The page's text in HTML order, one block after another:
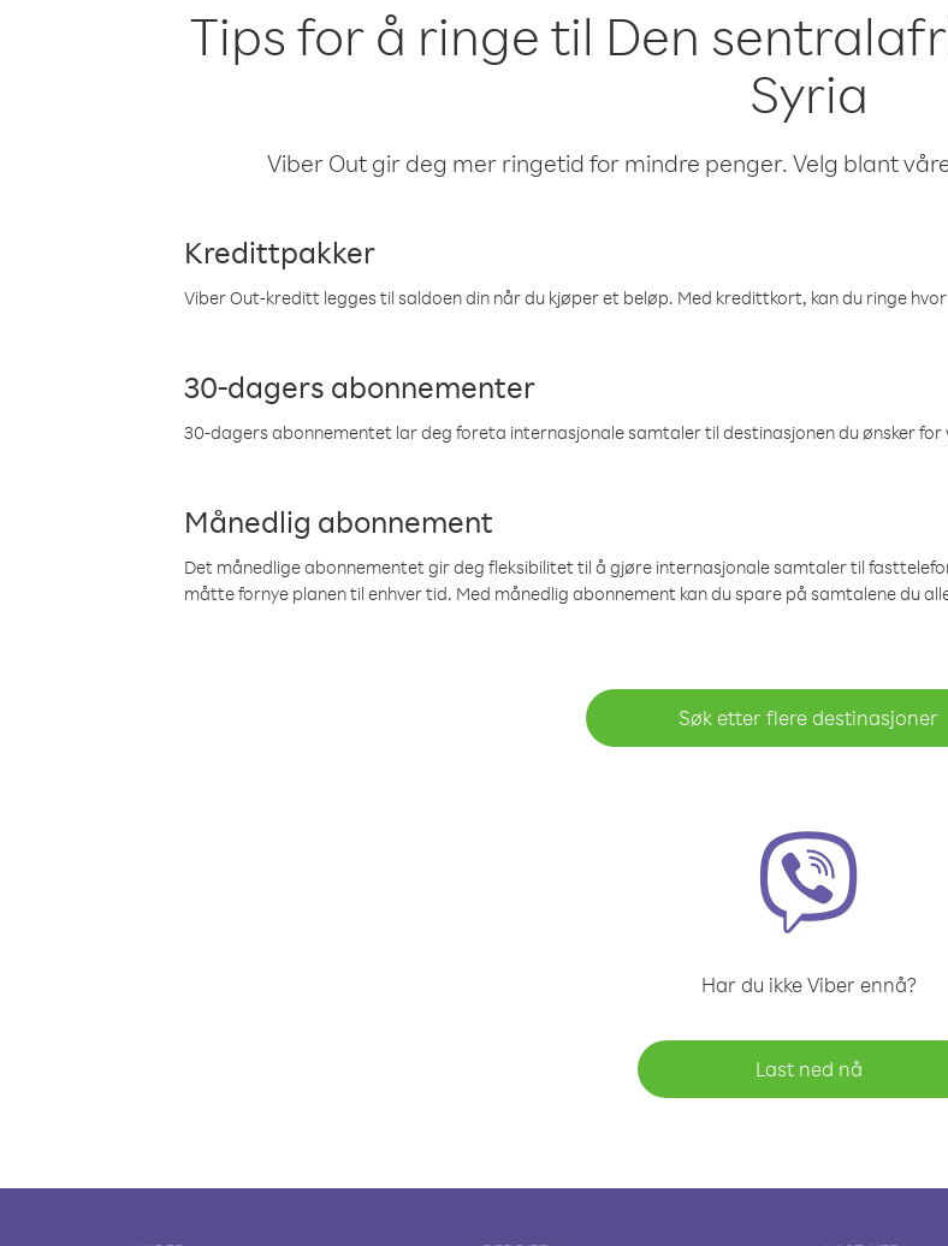
Tips for å ringe til Den
Syria
Viber Out gir deg mer ringetid for mindre penger. Velg blant
Kredittpakker
Viber Out-kreditt legges til saldoen din når du kjøper et beløp. Med kredittkort, kan du ringe
30-dagers abonnementer
30-dagers abonnementet lar deg foreta internasjonale samtaler til destinasjonen du ønsker for
Månedlig abonnement
Det månedlige abonnementet gir deg fleksibilitet til å gjøre internasjonale samtaler til
måtte fornye planen til enhver tid. Med månedlig abonnement kan du spare på samtalene du
Søk etter flere destinasjoner
Har du ikke Viber ennå?
Last ned nå